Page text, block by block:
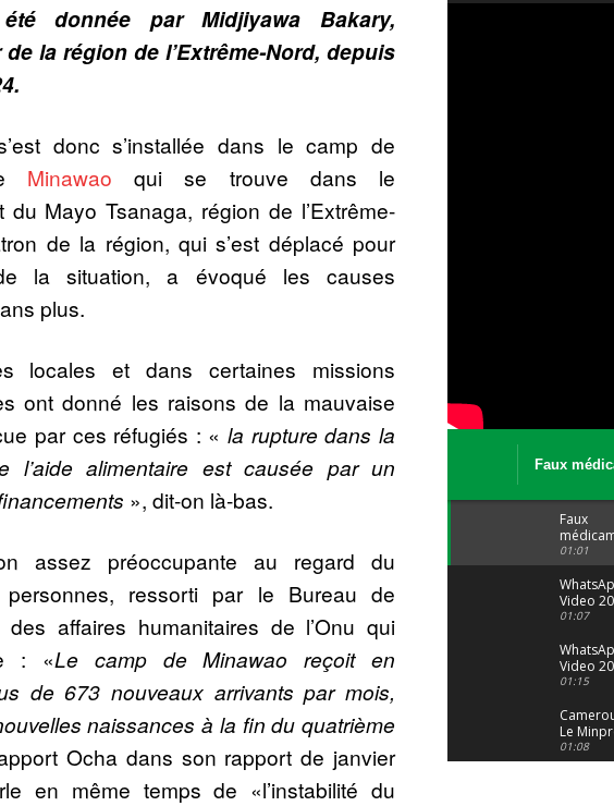
donnée par Midjiyawa Bakary,
la région de l’Extrême-Nord, depuis
donc s’installée dans le camp de
Minawao qui se trouve dans le
du Mayo Tsanaga, région de l’Extrême-
de la région, qui s’est déplacé pour
la situation, a évoqué les causes
plus.
locales et dans certaines missions
ont donné les raisons de la mauvaise
par ces réfugiés : «la rupture dans la
l’aide alimentaire est causée par un
», dit-on là-bas.
assez préoccupante au regard du
ressorti par le Bureau de
des affaires humanitaires de l’Onu qui
: «Le camp de Minawao reçoit en
de 673 nouveaux arrivants par mois,
naissances à la fin du quatrième
Ocha dans son rapport de janvier
en même temps de «l’instabilité du
Faux
Le trafic
Faux
: Le trafic
porte
malgré
01:01
Video
04 at 15
01:07
Video
29 at 12
01:15
Le
alerte
dérives
01:08